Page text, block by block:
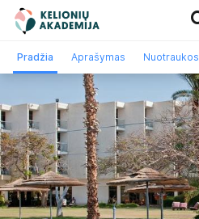
Paskutinė
minutė
Pažintinės
kelionės
Pradžia Aprašymas Nuotraukos